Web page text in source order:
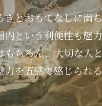
9：00（通常は10：00ま
24：00（通常通り）
間につきましては、通常
をおかけいたしますが、
ぎとおもてなしに満
内という利便性も魅
もちろん、大切な人
力を五感で感じられ